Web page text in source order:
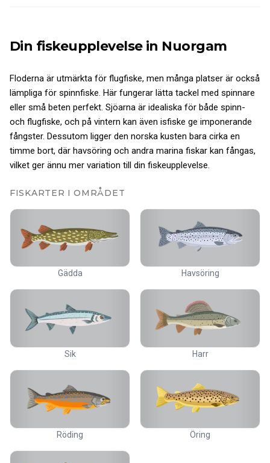
Din fiskeupplevelsein Nuorgam
Floderna är utmärkta för flugfiske, men många platser är också
lämpliga för spinnfiske. Här fungerar lätta tackel med spinnare
eller små beten perfekt. Sjöarna är idealiska för både spinn-
och flugfiske, och på vintern kan även isfiske ge imponerande
fångster. Dessutom ligger den norska kusten bara cirka en
timme bort, där havsöring och andra marina fiskar kan fångas,
vilket ger ännu mer variation till din fiskeupplevelse.
FISKARTER I OMRÅDET
Gädda Havsöring
Sik Harr
Röding Öring